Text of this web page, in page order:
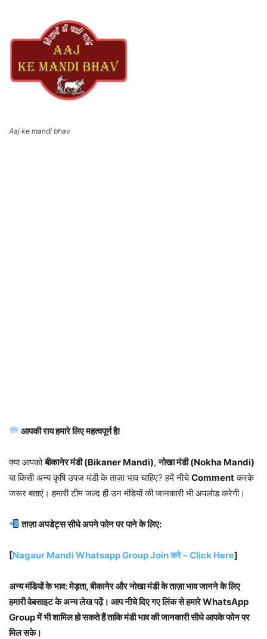
Aaj ke mandi bhav
आपकी राय हमारे लिए महत्वपूर्ण है!
क्या आपकोबीकानेर मंडी (Bikaner Mandi),नोखा मंडी (Nokha Mandi)
या किसी अन्य कृषि उपज मंडी के ताज़ा भाव चाहिए? हमें नीचेCommentकरके
जरूर बताएं। हमारी टीम जल्द ही उन मंडियों की जानकारी भी अपलोड करेगी।
ताज़ा अपडेट्स सीधे अपने फोन पर पाने के लिए:
[Nagaur Mandi Whatsapp Group Join करे – Click Here]
अन्य मंडियों के भाव: मेड़ता, बीकानेर और नोखा मंडी के ताज़ा भाव जानने के लिए
हमारी वेबसाइट के अन्य लेख पढ़ें। आप नीचे दिए गए लिंक से हमारे WhatsApp
Group में भी शामिल हो सकते हैं ताकि मंडी भाव की जानकारी सीधे आपके फोन पर
मिल सके।